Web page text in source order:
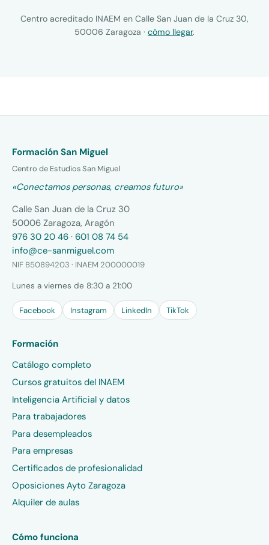
Centro acreditado INAEM en Calle San Juan de la Cruz 30,
50006 Zaragoza · cómo llegar.
Formación San Miguel
Centro de Estudios San Miguel
«Conectamos personas, creamos futuro»
Calle San Juan de la Cruz 30
50006 Zaragoza, Aragón
976 30 20 46 · 601 08 74 54
info@ce-sanmiguel.com
NIF B50894203 · INAEM 200000019
Lunes a viernes de 8:30 a 21:00
Facebook Instagram LinkedIn TikTok
Formación
Catálogo completo
Cursos gratuitos del INAEM
Inteligencia Artificial y datos
Para trabajadores
Para desempleados
Para empresas
Certificados de profesionalidad
Oposiciones Ayto Zaragoza
Alquiler de aulas
Cómo funciona